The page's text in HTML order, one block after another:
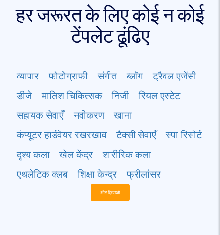
हर जरूरत के लिए कोई न कोई
टेंपलेट ढूंढिए
व्यापार फोटोग्राफी संगीत ब्लॉग
ट्रैवल एजेंसी
डीजे
मालिश चिकित्सक निजी
रियल एस्टेट
सहायक सेवाएँ
नवीकरण
खाना
कंप्यूटर हार्डवेयर रखरखाव
टैक्सी सेवाएँ
स्पा रिसोर्ट
दृश्य कला
खेल केंद्र
शारीरिक कला
एथलेटिक क्लब
शिक्षा केन्द्र फ्रीलांसर
और दिखाओ